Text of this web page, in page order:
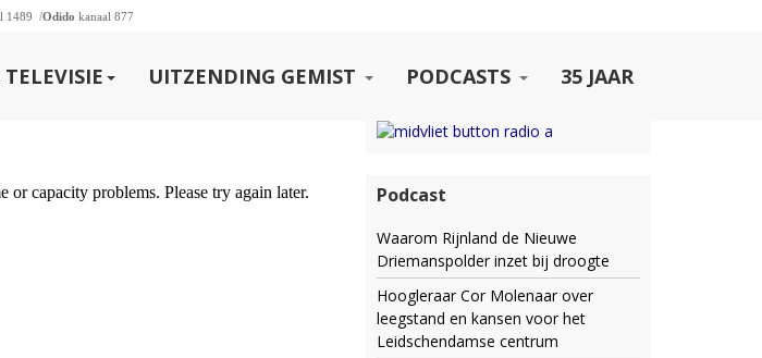
1489 /Odido kanaal 877
UITZENDING GEMIST PODCASTS 35 JAAR
Podcast
Waarom Rijnland de Nieuwe
Driemanspolder inzet bij droogte
Hoogleraar Cor Molenaar over
leegstand en kansen voor het
Leidschendamse centrum